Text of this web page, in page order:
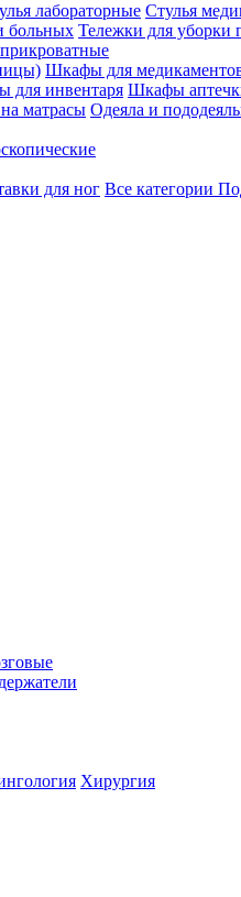
лабораторные Стулья
больных Тележки для уборки
Шкафы для
для инвентаря Шкафы
матрасы Одеяла и
для ног Все категории
Хирургия